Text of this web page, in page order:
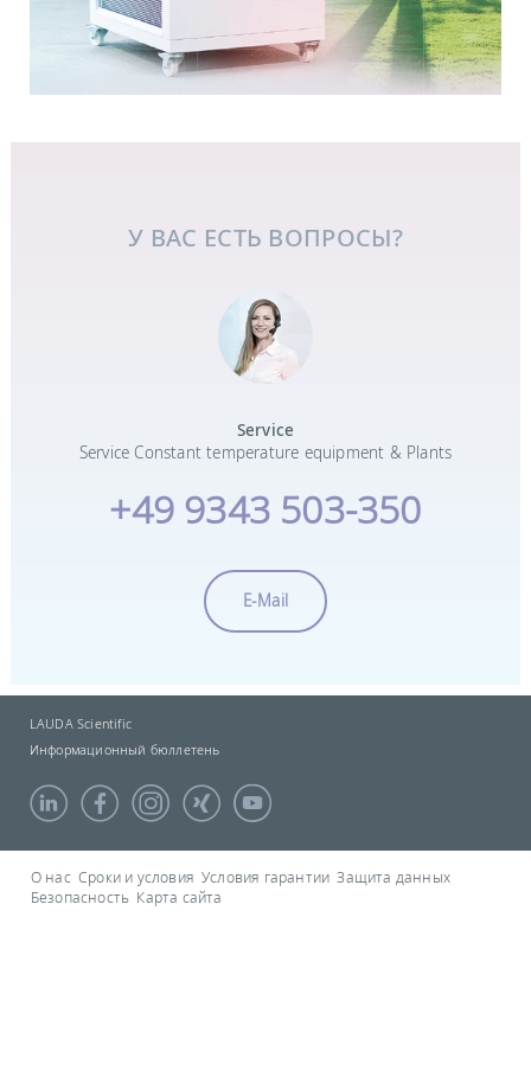
У ВАС ЕСТЬ ВОПРОСЫ?
Service
Service Constant temperature equipment & Plants
+49 9343 503-350
E-Mail
LAUDA Scientific
Информационный бюллетень
О нас Сроки и условия Условия гарантии Защита данных
Безопасность Карта сайта